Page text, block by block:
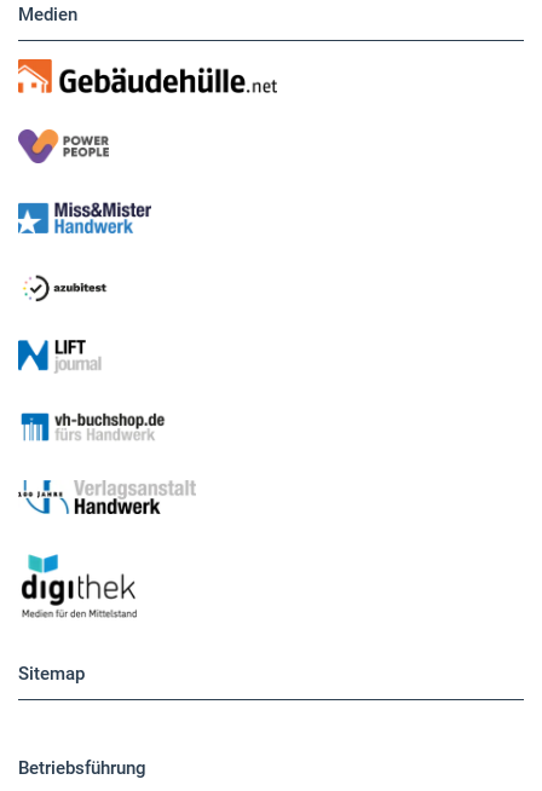
Medien
Sitemap
Betriebsführung